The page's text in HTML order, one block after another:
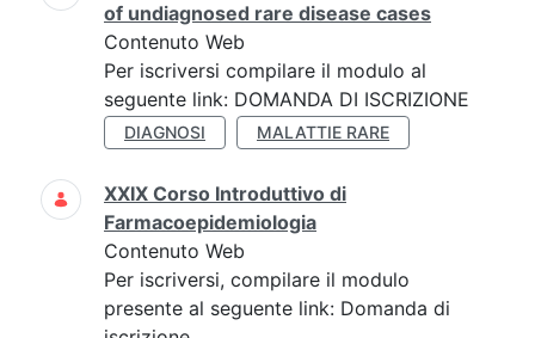
of undiagnosed rare disease cases
Contenuto Web
Per iscriversi compilare il modulo al
seguente link: DOMANDA DI ISCRIZIONE
DIAGNOSI MALATTIE RARE
XXIX Corso Introduttivo di
Farmacoepidemiologia
Contenuto Web
Per iscriversi, compilare il modulo
presente al seguente link: Domanda di